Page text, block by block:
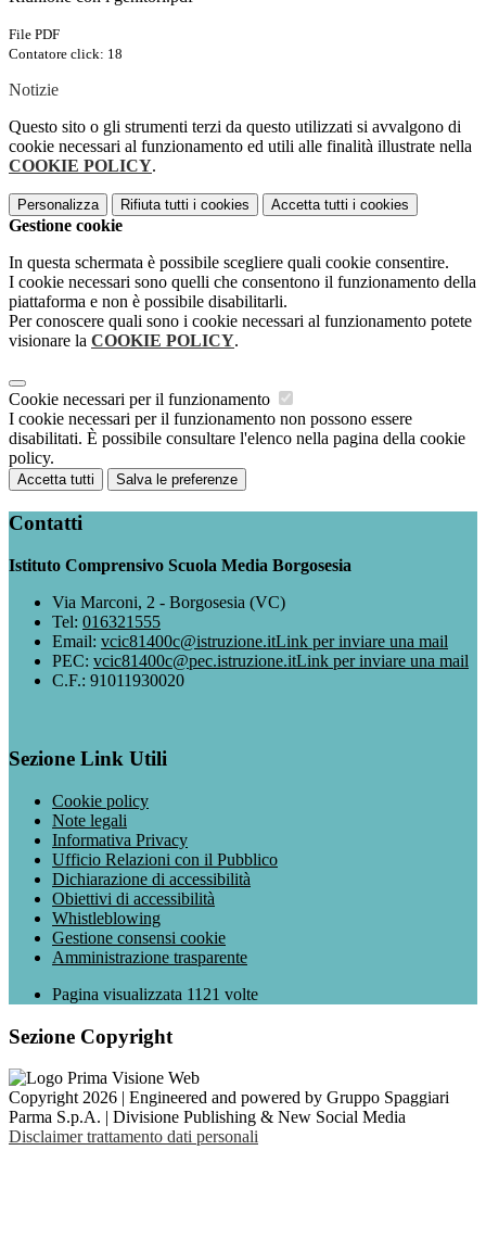
File PDF
Contatore click: 18
Notizie
Questo sito o gli strumenti terzi da questo utilizzati si avvalgono di
cookie necessari al funzionamento ed utili alle finalità illustrate nella
COOKIE POLICY.
Personalizza Rifiuta tutti i cookies Accetta tutti i cookies
Gestione cookie
In questa schermata è possibile scegliere quali cookie consentire.
I cookie necessari sono quelli che consentono il funzionamento della
piattaforma e non è possibile disabilitarli.
Per conoscere quali sono i cookie necessari al funzionamento potete
visionare la COOKIE POLICY.
Cookie necessari per il funzionamento
I cookie necessari per il funzionamento non possono essere
disabilitati. È possibile consultare l'elenco nella pagina della cookie
policy.
Accetta tutti Salva le preferenze
Contatti
Istituto Comprensivo Scuola Media Borgosesia
Via Marconi, 2 - Borgosesia (VC)
Tel: 016321555
Email: vcic81400c@istruzione.itLink per inviare una mail
PEC: vcic81400c@pec.istruzione.itLink per inviare una mail
C.F.: 91011930020
Sezione Link Utili
Cookie policy
Note legali
Informativa Privacy
Ufficio Relazioni con il Pubblico
Dichiarazione di accessibilità
Obiettivi di accessibilità
Whistleblowing
Gestione consensi cookie
Amministrazione trasparente
Pagina visualizzata 1121 volte
Sezione Copyright
Copyright 2026 | Engineered and powered by Gruppo Spaggiari
Parma S.p.A. | Divisione Publishing & New Social Media
Disclaimer trattamento dati personali